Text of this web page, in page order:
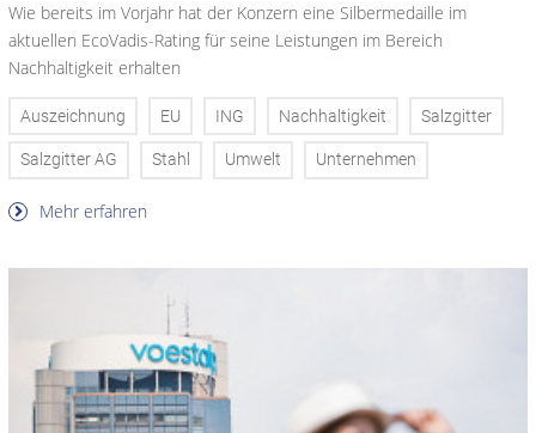
Wie bereits im Vorjahr hat der Konzern eine Silbermedaille im
aktuellen EcoVadis-Rating für seine Leistungen im Bereich
Nachhaltigkeit erhalten
Auszeichnung EU ING Nachhaltigkeit Salzgitter
Salzgitter AG Stahl Umwelt Unternehmen
Mehr erfahren